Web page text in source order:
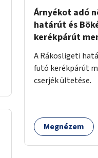
Árnyékot adó
határút és
kerékpárút
A Rákosligeti
futó kerékpárút
cserjék ültetése.
Megnézem